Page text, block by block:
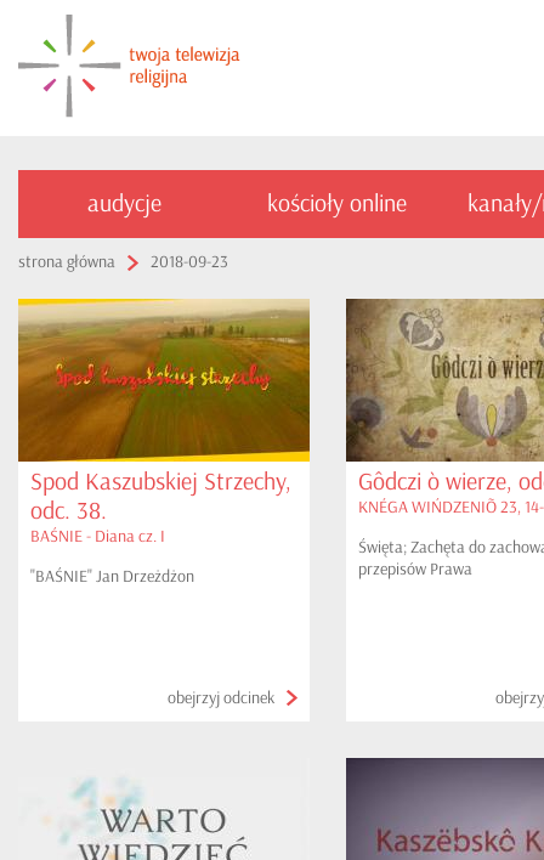
audycje kościoły online
strona główna 2018-09-23
Spod Kaszubskiej Strzechy,
odc. 38.
BAŚNIE - Diana cz. I
"BAŚNIE" Jan Drzeżdżon
obejrzyj odcinek
Gôdczi ò wierze,
KNÉGA WIŃDZENIÕ 23,
Święta; Zachęta do
przepisów Prawa